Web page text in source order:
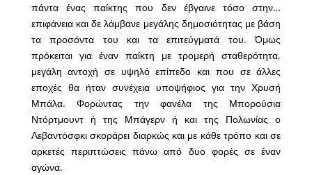
πάντα ένας παίκτης που δεν έβγαινε τόσο στην…
επιφάνεια και δε λάμβανε μεγάλης δημοσιότητας με βάση
τα προσόντα του και τα επιτεύγματά του. Όμως
πρόκειται για έναν παίκτη με τρομερή σταθερότητα,
μεγάλη αντοχή σε υψηλό επίπεδο και που σε άλλες
εποχές θα ήταν συνέχεια υποψήφιος για την Χρυσή
Μπάλα. Φορώντας την φανέλα της Μπορούσια
Ντόρτμουντ ή της Μπάγερν ή και της Πολωνίας ο
Λεβαντόσφκι σκοράρει διαρκώς και με κάθε τρόπο και σε
αρκετές περιπτώσεις πάνω από δυο φορές σε έναν
αγώνα.